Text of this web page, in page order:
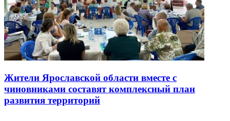
Жители Ярославской области вместе с
чиновниками составят комплексный план
развития территорий